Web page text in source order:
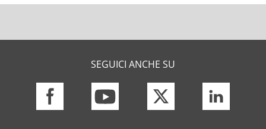
SEGUICI ANCHE SU